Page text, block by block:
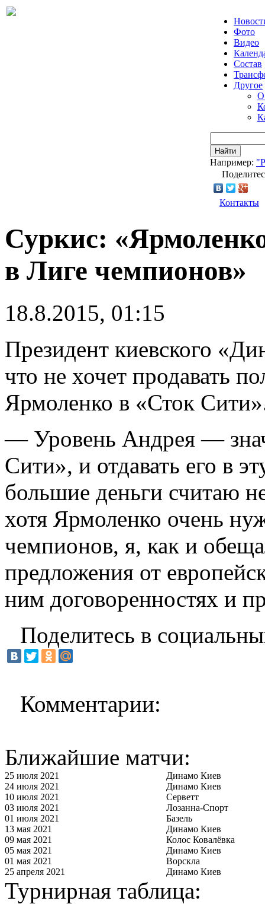
Фото
Видео
Состав
Другое
О
Найти
Например:
Контакты
Суркис:
в Лиге чемпионов»
18.8.2015, 01:15
Президент киевского
что не хочет продавать
Ярмоленко в «Сток
— Уровень Андрея —
Сити», и отдавать его в
большие деньги считаю
хотя Ярмоленко очень
чемпионов, я, как и
предложения от
ним договоренностях и
Поделитесь в
Комментарии:
Ближайшие матчи:
25 июля 2021
Динамо Киев
24 июля 2021
Динамо Киев
10 июля 2021
Серветт
03 июля 2021
Лозанна-Спорт
01 июля 2021
Базель
13 мая 2021
Динамо Киев
09 мая 2021
Колос Ковалёвка
05 мая 2021
Динамо Киев
01 мая 2021
Ворскла
25 апреля 2021
Динамо Киев
Турнирная таблица: